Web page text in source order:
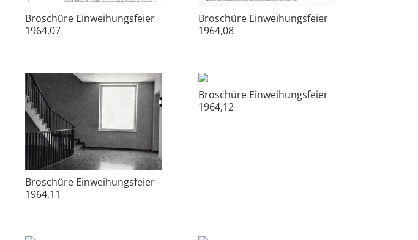
Broschüre Einweihungsfeier
1964,07
Broschüre Einweihungsfeier
1964,08
Broschüre Einweihungsfeier
1964,11
Broschüre Einweihungsfeier
1964,12